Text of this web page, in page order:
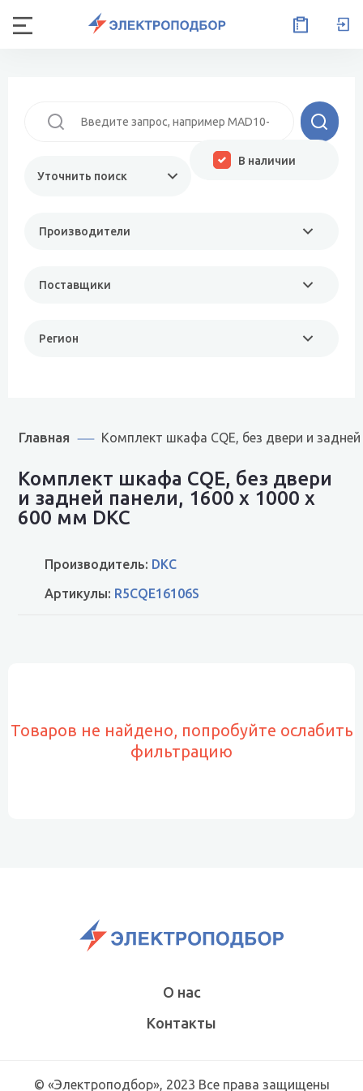
Уточнить поиск
Производители
Поставщики
Регион
В наличии
Главная Комплект шкафа CQE, без двери и
Комплект шкафа CQE, без двери
и задней панели, 1600 x 1000 x
600 мм DKC
Производитель: DKC
Артикулы: R5CQE16106S
Товаров не найдено, попробуйте ослабить
фильтрацию
О нас
Контакты
© «Электроподбор», 2023 Все права защищены